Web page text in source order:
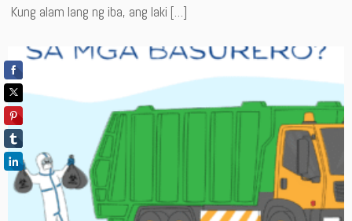
Kung alam lang ng iba, ang laki […]